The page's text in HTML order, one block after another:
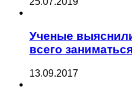
Ученые
всего
13.09.2017